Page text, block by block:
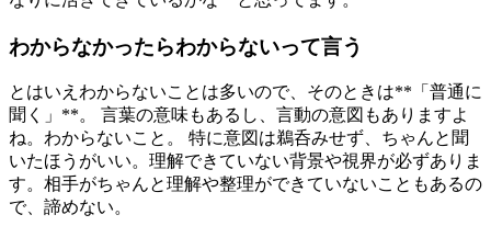
わからなかったらわからないって言う
とはいえわからないことは多いので、そのときは**「普通に
聞く」**。 言葉の意味もあるし、言動の意図もありますよ
ね。わからないこと。 特に意図は鵜呑みせず、ちゃんと聞
いたほうがいい。理解できていない背景や視界が必ずありま
す。相手がちゃんと理解や整理ができていないこともあるの
で、諦めない。